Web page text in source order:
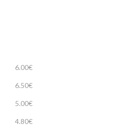
6.00€
6.50€
5.00€
4.80€